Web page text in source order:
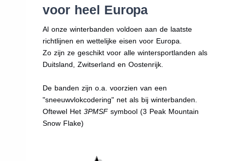
voor heel Europa
Al onze winterbanden voldoen aan de laatste
richtlijnen en wettelijke eisen voor Europa.
Zo zijn ze geschikt voor alle wintersportlanden als
Duitsland, Zwitserland en Oostenrijk.
De banden zijn o.a. voorzien van een
"sneeuwvlokcodering" net als bij winterbanden.
Oftewel Het3PMSFsymbool (3 Peak Mountain
Snow Flake)